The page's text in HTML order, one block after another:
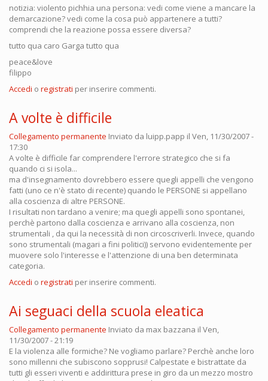
notizia: violento pichhia una persona: vedi come viene a mancare la
demarcazione? vedi come la cosa può appartenere a tutti?
comprendi che la reazione possa essere diversa?
tutto qua caro Garga tutto qua
peace&love
filippo
Accedi o registrati per inserire commenti.
A volte è difficile
Collegamento permanente Inviato da luipp.papp il Ven, 11/30/2007 -
17:30
A volte è difficile far comprendere l'errore strategico che si fa
quando ci si isola...
ma d'insegnamento dovrebbero essere quegli appelli che vengono
fatti (uno ce n'è stato di recente) quando le PERSONE si appellano
alla coscienza di altre PERSONE.
I risultati non tardano a venire; ma quegli appelli sono spontanei,
perchè partono dalla coscienza e arrivano alla coscienza, non
strumentali , da qui la necessità di non circoscriverli. Invece, quando
sono strumentali (magari a fini politici)) servono evidentemente per
muovere solo l'interesse e l'attenzione di una ben determinata
categoria.
Accedi o registrati per inserire commenti.
Ai seguaci della scuola eleatica
Collegamento permanente Inviato da max bazzana il Ven,
11/30/2007 - 21:19
E la violenza alle formiche? Ne vogliamo parlare? Perchè anche loro
sono millenni che subiscono sopprusi! Calpestate e bistrattate da
tutti gli esseri viventi e addirittura prese in giro da un mezzo mostro